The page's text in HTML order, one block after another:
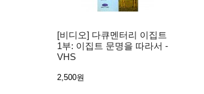
[비디오] 다큐멘터리 이집트
1부: 이집트 문명을 따라서 -
VHS
2,500원